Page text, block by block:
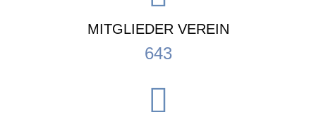
MITGLIEDER VEREIN
643